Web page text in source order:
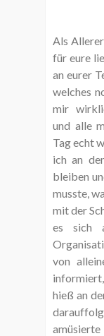
Als
für eure
an eurer
welches
mir
und alle
Tag echt
ich an
bleiben
musste,
mit der
es sich
von
hieß an